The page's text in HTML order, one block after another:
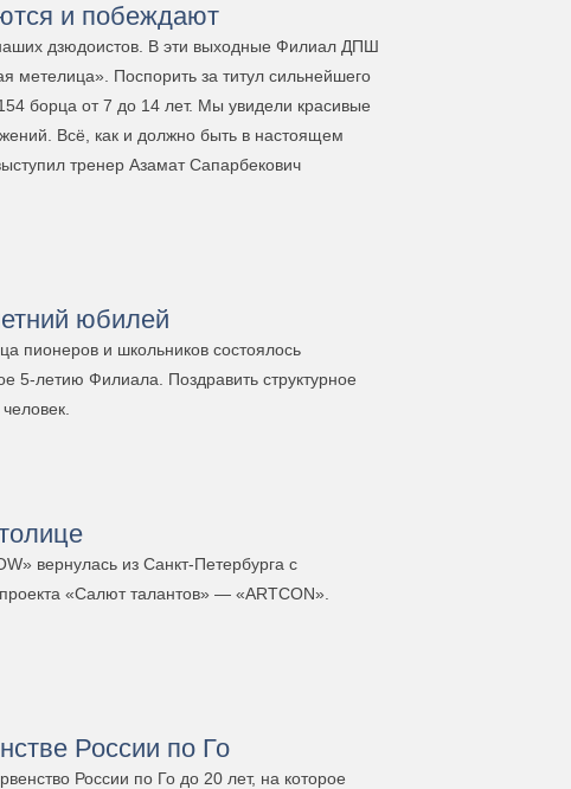
и побеждают
дзюдоистов. В эти выходные Филиал ДПШ
метелица». Поспорить за титул сильнейшего
борца от 7 до 14 лет. Мы увидели красивые
Всё, как и должно быть в настоящем
тренер Азамат Сапарбекович
юбилей
пионеров и школьников состоялось
5-летию Филиала. Поздравить структурное
вернулась из Санкт-Петербурга с
«Салют талантов» — «ARTCON».
России по Го
России по Го до 20 лет, на которое